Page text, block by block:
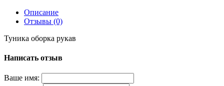
Описание
Отзывы (0)
Туника оборка рукав
Написать отзыв
Ваше имя: